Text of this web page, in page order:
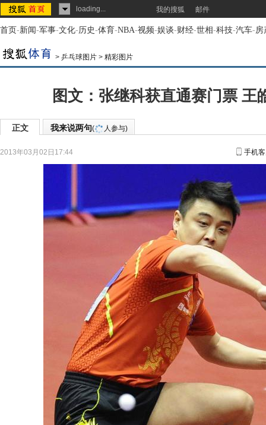
loading... 我的搜狐 邮件
首页-新闻-军事-文化-历史-体育-NBA-视频-娱谈-财经-世相-科技-汽车-房
> 乒乓球图片 > 精彩图片
图文：张继科获直通赛门票 王
正文 我来说两句( 人参与)
2013年03月02日17:44 手机